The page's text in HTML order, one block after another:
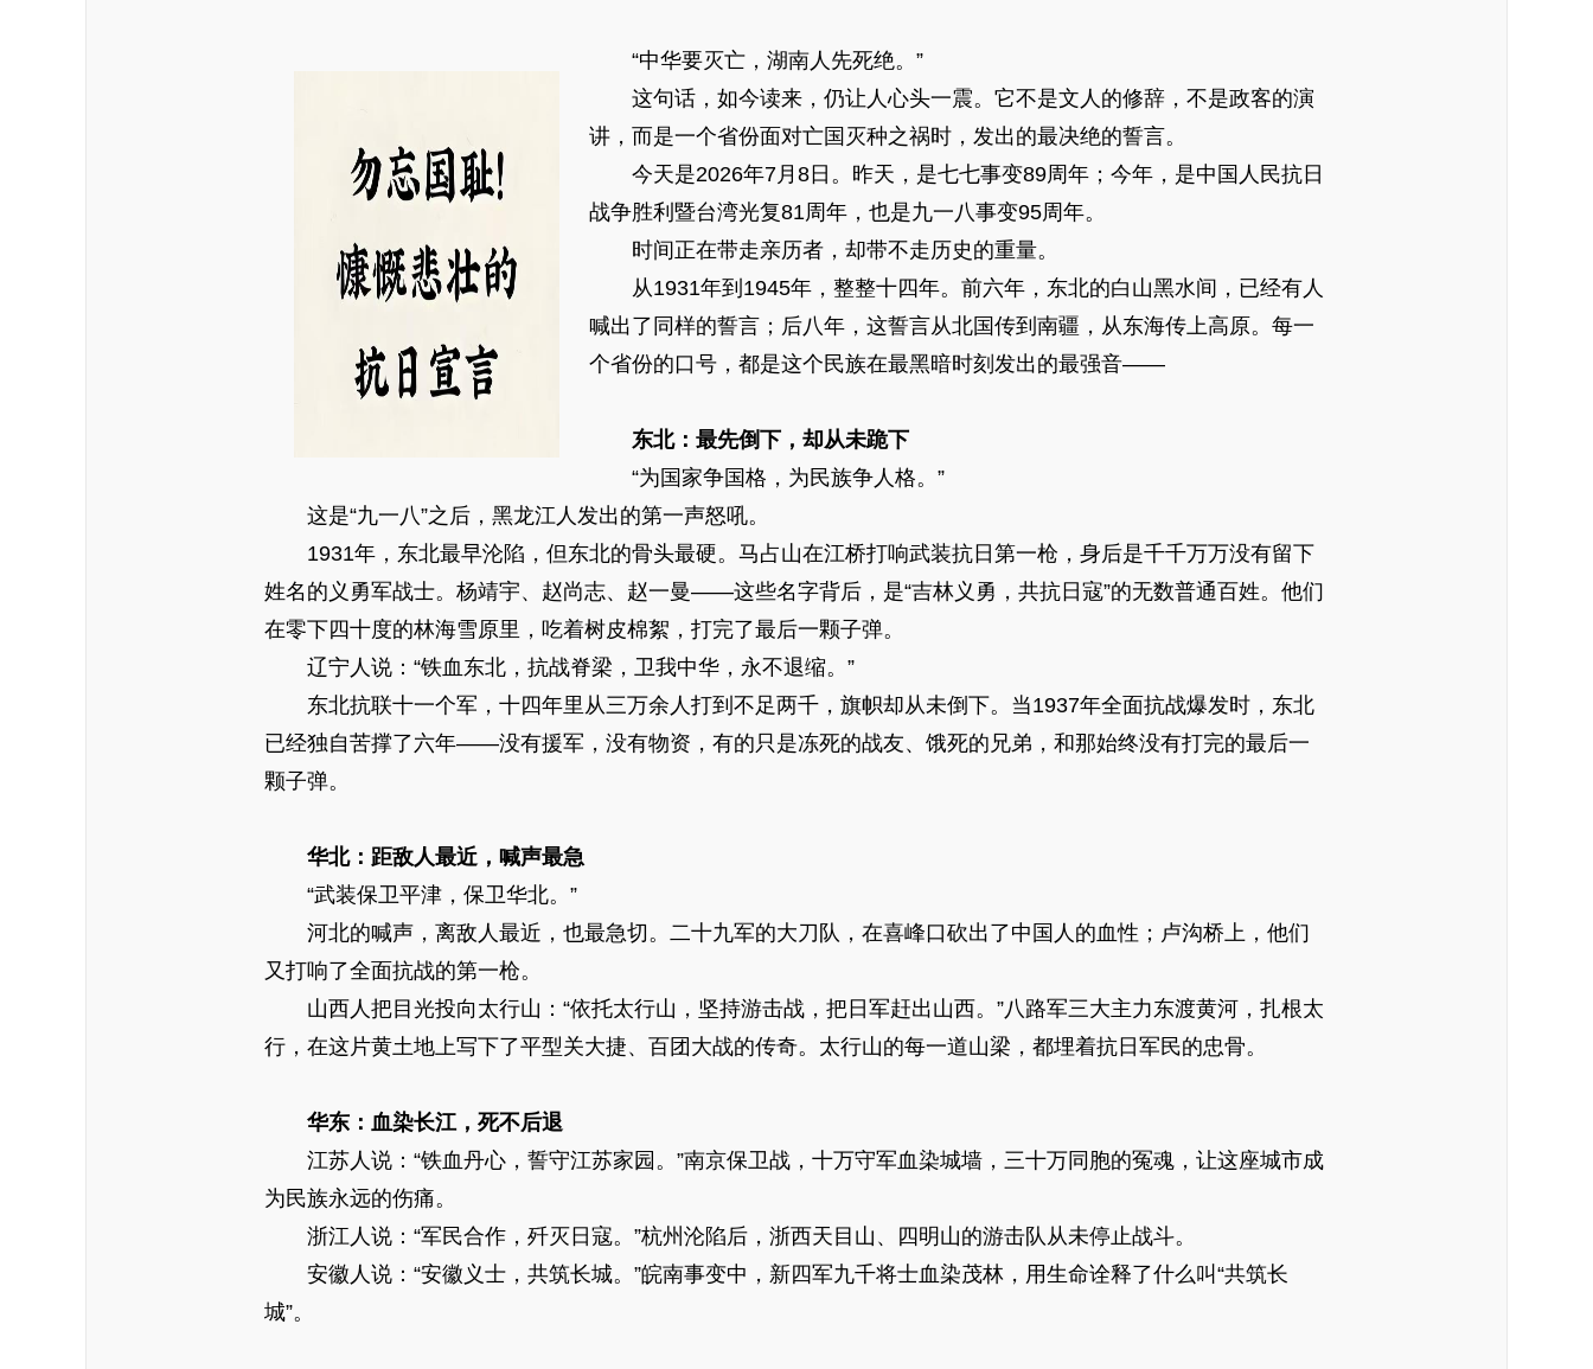
“中华要灭亡，湖南人先死绝。”
这句话，如今读来，仍让人心头一震。它不是文人的修辞，不是政客的演
讲，而是一个省份面对亡国灭种之祸时，发出的最决绝的誓言。
今天是2026年7月8日。昨天，是七七事变89周年；今年，是中国人民抗日
战争胜利暨台湾光复81周年，也是九一八事变95周年。
时间正在带走亲历者，却带不走历史的重量。
从1931年到1945年，整整十四年。前六年，东北的白山黑水间，已经有人
喊出了同样的誓言；后八年，这誓言从北国传到南疆，从东海传上高原。每一
个省份的口号，都是这个民族在最黑暗时刻发出的最强音——
东北：最先倒下，却从未跪下
“为国家争国格，为民族争人格。”
这是“九一八”之后，黑龙江人发出的第一声怒吼。
1931年，东北最早沦陷，但东北的骨头最硬。马占山在江桥打响武装抗日第一枪，身后是千千万万没有留下
姓名的义勇军战士。杨靖宇、赵尚志、赵一曼——这些名字背后，是“吉林义勇，共抗日寇”的无数普通百姓。他们
在零下四十度的林海雪原里，吃着树皮棉絮，打完了最后一颗子弹。
辽宁人说：“铁血东北，抗战脊梁，卫我中华，永不退缩。”
东北抗联十一个军，十四年里从三万余人打到不足两千，旗帜却从未倒下。当1937年全面抗战爆发时，东北
已经独自苦撑了六年——没有援军，没有物资，有的只是冻死的战友、饿死的兄弟，和那始终没有打完的最后一
颗子弹。
华北：距敌人最近，喊声最急
“武装保卫平津，保卫华北。”
河北的喊声，离敌人最近，也最急切。二十九军的大刀队，在喜峰口砍出了中国人的血性；卢沟桥上，他们
又打响了全面抗战的第一枪。
山西人把目光投向太行山：“依托太行山，坚持游击战，把日军赶出山西。”八路军三大主力东渡黄河，扎根太
行，在这片黄土地上写下了平型关大捷、百团大战的传奇。太行山的每一道山梁，都埋着抗日军民的忠骨。
华东：血染长江，死不后退
江苏人说：“铁血丹心，誓守江苏家园。”南京保卫战，十万守军血染城墙，三十万同胞的冤魂，让这座城市成
为民族永远的伤痛。
浙江人说：“军民合作，歼灭日寇。”杭州沦陷后，浙西天目山、四明山的游击队从未停止战斗。
安徽人说：“安徽义士，共筑长城。”皖南事变中，新四军九千将士血染茂林，用生命诠释了什么叫“共筑长
城”。